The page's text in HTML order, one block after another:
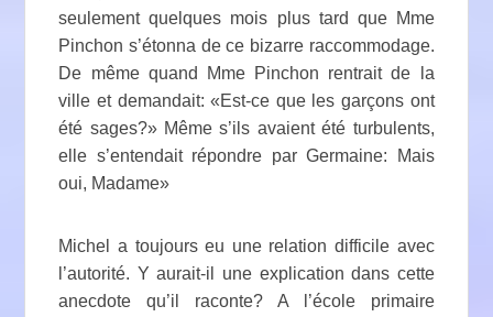
seulement quelques mois plus tard que Mme
Pinchon s’étonna de ce bizarre raccommodage.
De même quand Mme Pinchon rentrait de la
ville et demandait: «Est-ce que les garçons ont
été sages?» Même s’ils avaient été turbulents,
elle s’entendait répondre par Germaine: Mais
oui, Madame»
Michel a toujours eu une relation difficile avec
l’autorité. Y aurait-il une explication dans cette
anecdote qu’il raconte? A l’école primaire